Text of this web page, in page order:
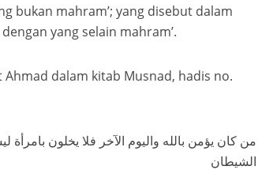
bukan mahram’; yang disebut dalam
yang selain mahram’.
dalam kitab Musnad, hadis no.
من كان يؤمن بالله واليوم الآخر فلا يخلون
الشيطان